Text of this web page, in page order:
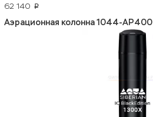
62 140 p
Аэрационная колонна 1044-АР400